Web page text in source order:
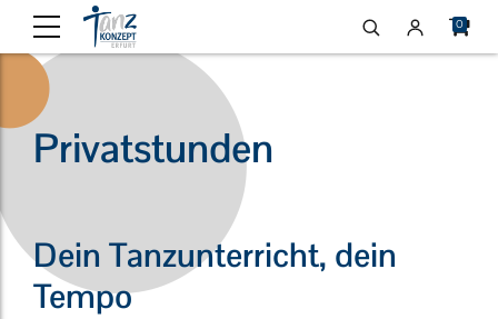
0
Privatstunden
Dein Tanzunterricht, dein
Tempo